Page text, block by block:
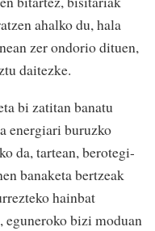
ahalko du, hala
zer ondorio dituen,
daitezke.
bi zatitan banatu
energiari buruzko
da, tartean, berotegi-
banaketa bertzeak
hainbat
eguneroko bizi moduan